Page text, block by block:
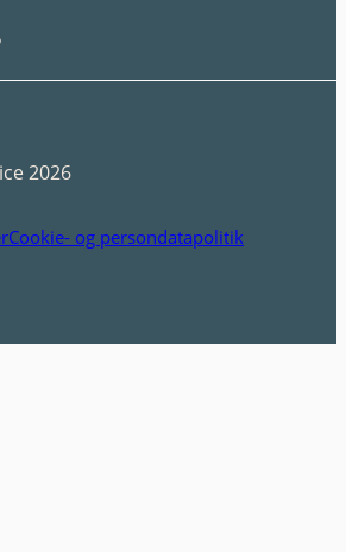
2026
Cookie- og persondatapolitik